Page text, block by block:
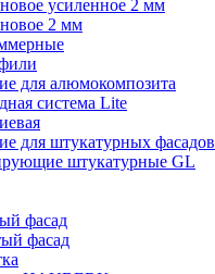
усиленное 2 мм
2 мм
для алюмокомпозита
система Lite
для штукатурных фасадов
штукатурные GL
фасад
фасад